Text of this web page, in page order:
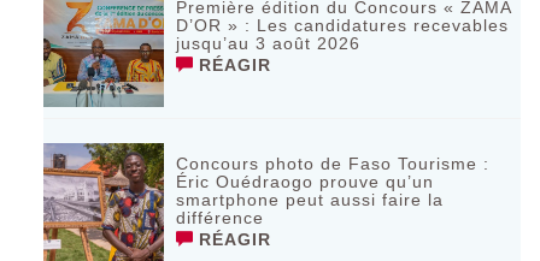
‎Première édition du Concours « ZAMA
D’OR » : Les candidatures recevables
jusqu’au 3 août 2026 ‎
RÉAGIR
Concours photo de Faso Tourisme :
Éric Ouédraogo prouve qu’un
smartphone peut aussi faire la
différence
RÉAGIR